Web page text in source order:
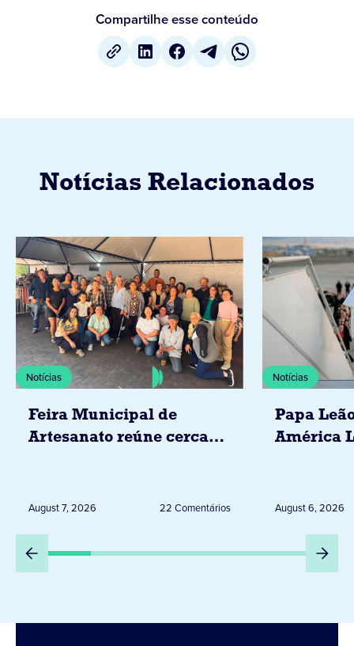
Compartilhe esse conteúdo
Notícias Relacionados
Notícias
Feira Municipal de
Artesanato reúne cerca
August 7, 2026 22 Comentários
Notícias
Papa
América
Peru
August 6, 2026